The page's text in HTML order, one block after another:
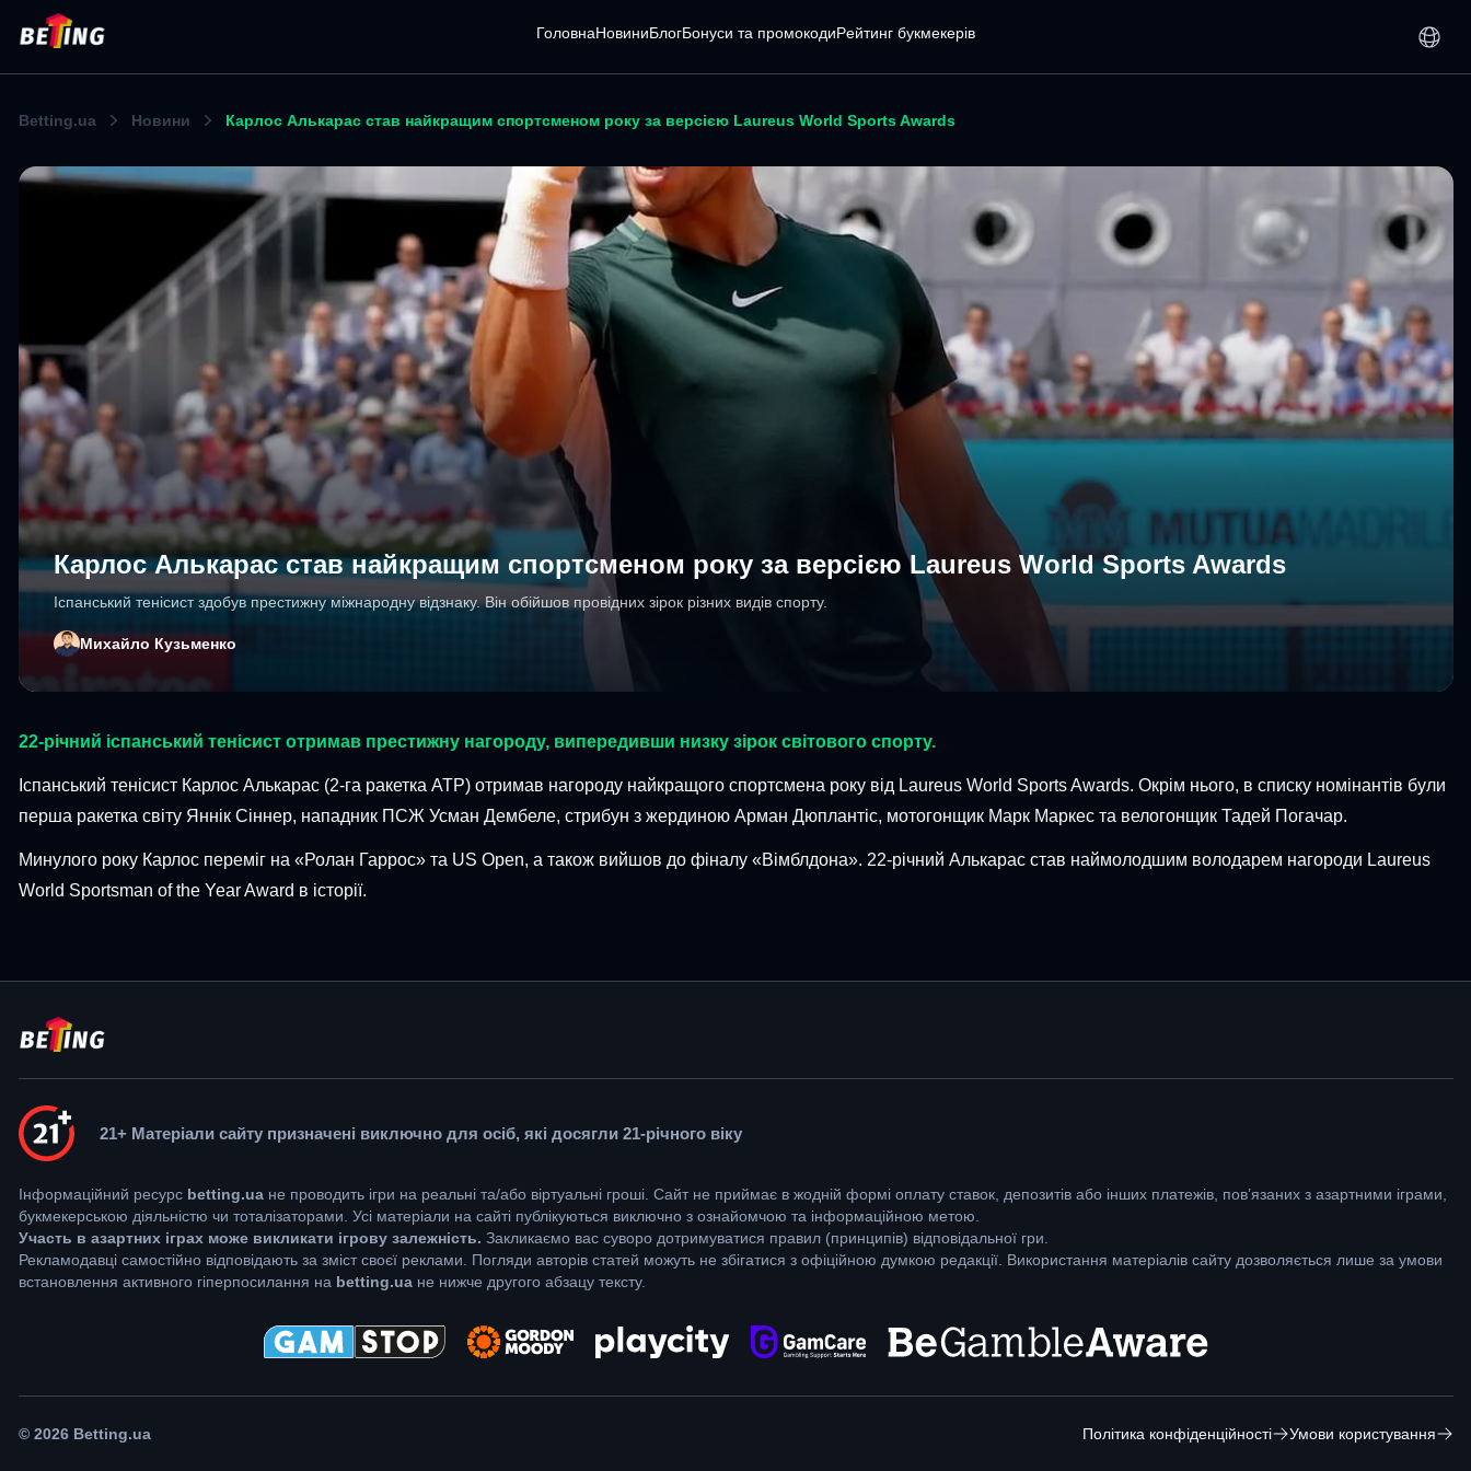
ГоловнаНовиниБлогБонуси та промокодиPейтинг букмекерів
Betting.ua Новини Карлос Алькарас став найкращим спортсменом року за версією Laureus World Sports Awards
Карлос Алькарас став найкращим спортсменом року за версією Laureus World Sports Awards
Іспанський тенісист здобув престижну міжнародну відзнаку. Він обійшов провідних зірок різних видів спорту.
Михайло Кузьменко
22-річний іспанський тенісист отримав престижну нагороду, випередивши низку зірок світового спорту.
Іспанський тенісист Карлос Алькарас (2-га ракетка ATP) отримав нагороду найкращого спортсмена року від Laureus World Sports Awards. Окрім нього, в списку номінантів були
перша ракетка світу Яннік Сіннер, нападник ПСЖ Усман Дембеле, стрибун з жердиною Арман Дюплантіс, мотогонщик Марк Маркес та велогонщик Тадей Погачар.
Минулого року Карлос переміг на «Ролан Гаррос» та US Open, а також вийшов до фіналу «Вімблдона». 22-річний Алькарас став наймолодшим володарем нагороди Laureus
World Sportsman of the Year Award в історії.
21+ Матеріали сайту призначені виключно для осіб, які досягли 21-річного віку
Інформаційний ресурс betting.uaне проводить ігри на реальні та/або віртуальні гроші. Сайт не приймає в жодній формі оплату ставок, депозитів або інших платежів, пов’язаних з азартними іграми,
букмекерською діяльністю чи тоталізаторами. Усі матеріали на сайті публікуються виключно з ознайомчою та інформаційною метою.
Участь в азартних іграх може викликати ігрову залежність. Закликаємо вас суворо дотримуватися правил (принципів) відповідальної гри.
Рекламодавці самостійно відповідають за зміст своєї реклами. Погляди авторів статей можуть не збігатися з офіційною думкою редакції. Використання матеріалів сайту дозволяється лише за умови
встановлення активного гіперпосилання на betting.uaне нижче другого абзацу тексту.
© 2026 Betting.ua Політика конфіденційності Умови користування